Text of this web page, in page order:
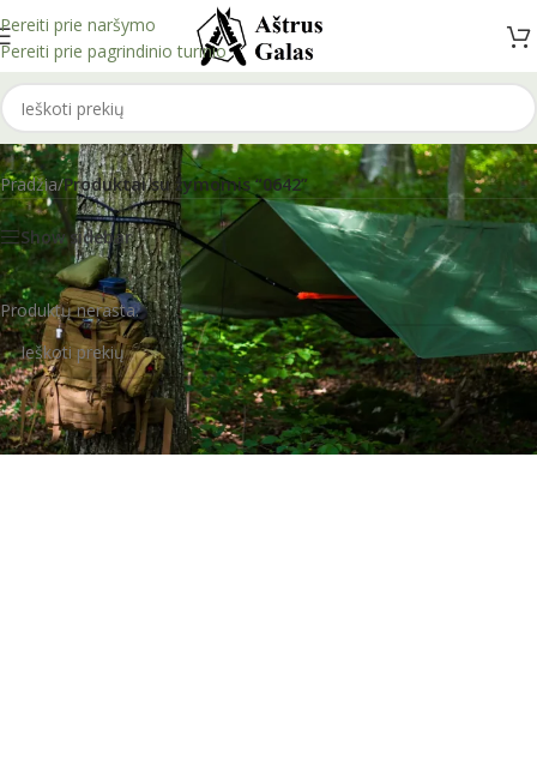
Pereiti prie naršymo
Pereiti prie pagrindinio turinio
0642
Pradžia/Produktai su žymomis “0642”
Show sidebar
Produktų nerasta.